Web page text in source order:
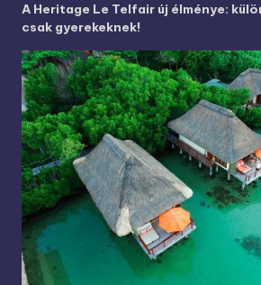
A Heritage Le Telfair új élménye:
csak gyerekeknek!